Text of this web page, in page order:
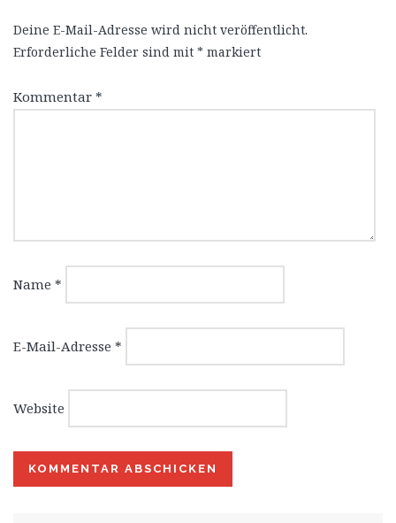
Deine E-Mail-Adresse wird nicht veröffentlicht.
Erforderliche Felder sind mit * markiert
Kommentar *
Name *
E-Mail-Adresse *
Website